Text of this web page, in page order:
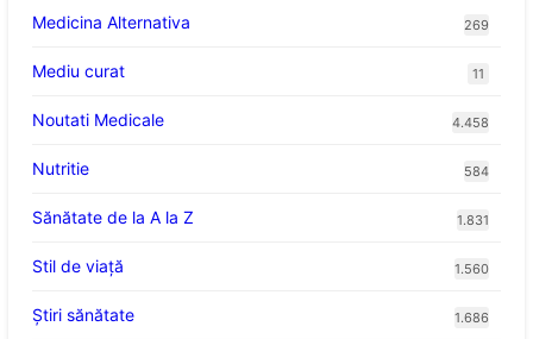
Medicina Alternativa 269
Mediu curat 11
Noutati Medicale 4.458
Nutritie 584
Sănătate de la A la Z 1.831
Stil de viaţă 1.560
Ştiri sănătate 1.686